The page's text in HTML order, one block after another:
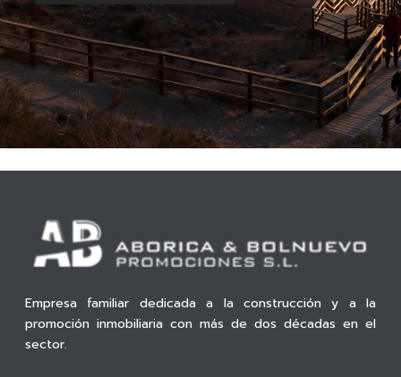
Empresa familiar dedicada a la construcción y a la
promoción inmobiliaria con más de dos décadas en el
sector.